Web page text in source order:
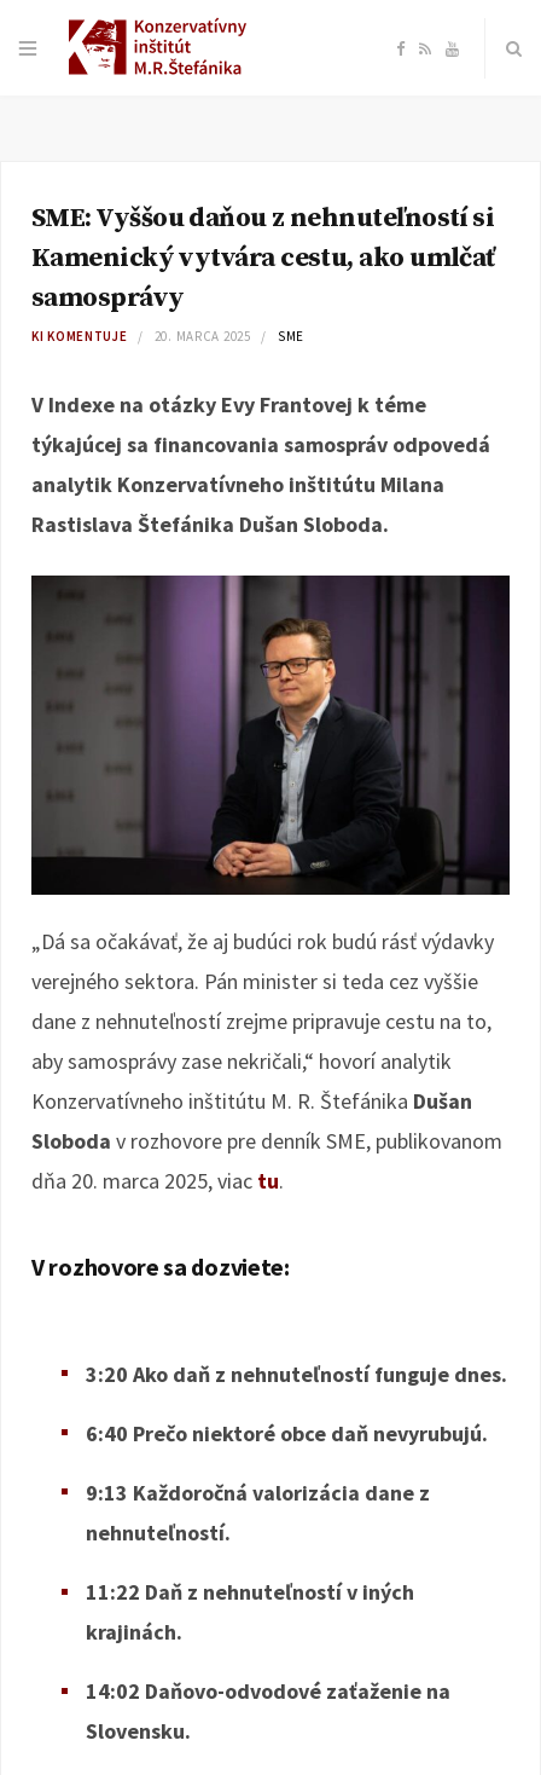
F
e
o
R Y
T
SME: Vyššou daňou z nehnuteľností si
Kamenický vytvára cestu, ako umlčať
samosprávy
KI KOMENTUJE 20. MARCA 2025 SME
V Indexe na otázky Evy Frantovej k téme
týkajúcej sa financovania samospráv odpovedá
analytik Konzervatívneho inštitútu Milana
Rastislava Štefánika Dušan Sloboda.
„Dá sa očakávať, že aj budúci rok budú rásť výdavky
verejného sektora. Pán minister si teda cez vyššie
dane z nehnuteľností zrejme pripravuje cestu na to,
aby samosprávy zase nekričali,“ hovorí analytik
Konzervatívneho inštitútu M. R. Štefánika Dušan
Sloboda v rozhovore pre denník SME, publikovanom
dňa 20. marca 2025, viac tu.
V rozhovore sa dozviete:
3:20 Ako daň z nehnuteľností funguje dnes.
6:40 Prečo niektoré obce daň nevyrubujú.
9:13 Každoročná valorizácia dane z
nehnuteľností.
11:22 Daň z nehnuteľností v iných
krajinách.
14:02 Daňovo-odvodové zaťaženie na
Slovensku.